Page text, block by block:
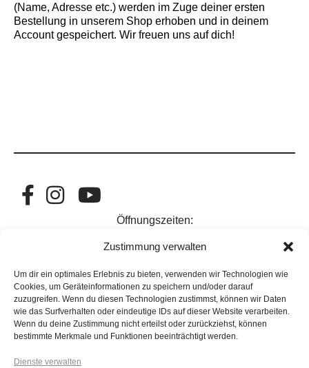
Zustimmung verwalten
Um dir ein optimales Erlebnis zu bieten, verwenden wir Technologien wie
Cookies, um Geräteinformationen zu speichern und/oder darauf
zuzugreifen. Wenn du diesen Technologien zustimmst, können wir Daten
wie das Surfverhalten oder eindeutige IDs auf dieser Website verarbeiten.
Wenn du deine Zustimmung nicht erteilst oder zurückziehst, können
bestimmte Merkmale und Funktionen beeinträchtigt werden.
Dienste verwalten
(Name, Adresse etc.) werden im Zuge deiner ersten
Bestellung in unserem Shop erhoben und in deinem
Account gespeichert. Wir freuen uns auf dich!
Öffnungszeiten:
Versandkosten
Zahlungsarten
FAQs
Anleitungen
Pflegetipps
Kontakt
Jobs